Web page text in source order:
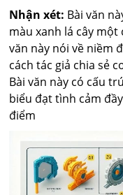
Nhận xét: Bài văn
màu xanh lá cây một
văn này nói về niềm
cách tác giả chia sẻ
Bài văn này có cấu
biểu đạt tình cảm
điểm